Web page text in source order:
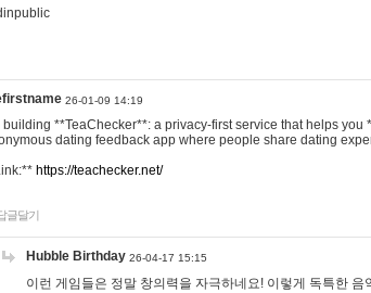
26-01-09 14:19
building **TeaChecker**: a privacy-first service that helps
dating feedback app where people share dating
https://teachecker.net/
글달기
Hubble Birthday 26-04-17 15:15
이런 게임들은 정말 창의력을 자극하네요! 이렇게 독특한